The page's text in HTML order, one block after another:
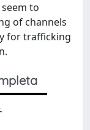
to
of channels
for trafficking